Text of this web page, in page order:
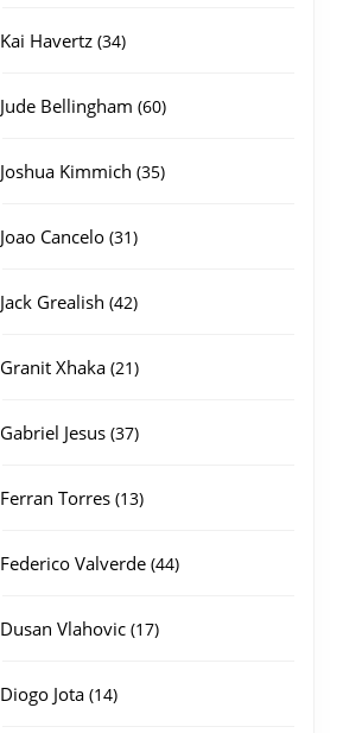
Kai Havertz 3434
Jude Bellingham 6060
Joshua Kimmich 3535
Joao Cancelo 3131
Jack Grealish 4242
Granit Xhaka 2121
Gabriel Jesus 3737
Ferran Torres 1313
Federico Valverde 4444
Dusan Vlahovic 1717
Diogo Jota 1414